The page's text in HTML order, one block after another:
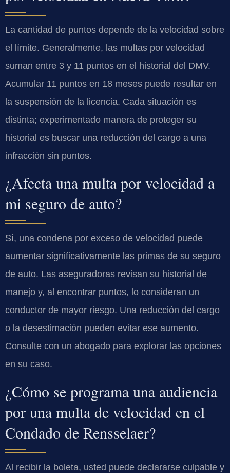
La cantidad de puntos depende de la velocidad sobre
el límite. Generalmente, las multas por velocidad
suman entre 3 y 11 puntos en el historial del DMV.
Acumular 11 puntos en 18 meses puede resultar en
la suspensión de la licencia. Cada situación es
distinta; experimentado manera de proteger su
historial es buscar una reducción del cargo a una
infracción sin puntos.
¿Afecta una multa por velocidad a
mi seguro de auto?
Sí, una condena por exceso de velocidad puede
aumentar significativamente las primas de su seguro
de auto. Las aseguradoras revisan su historial de
manejo y, al encontrar puntos, lo consideran un
conductor de mayor riesgo. Una reducción del cargo
o la desestimación pueden evitar ese aumento.
Consulte con un abogado para explorar las opciones
en su caso.
¿Cómo se programa una audiencia
por una multa de velocidad en el
Condado de Rensselaer?
Al recibir la boleta, usted puede declararse culpable y